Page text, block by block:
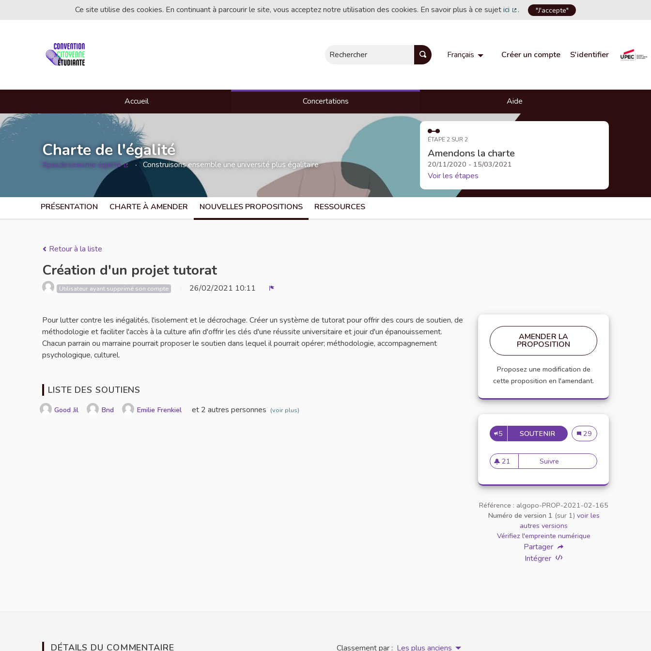
Ce site utilise des cookies. En continuant à parcourir le site, vous acceptez notre utilisation des cookies. En savoir plus à ce sujetici
(Lien externe)
. "J'accepte"
Rechercher Français Choisir la langueChoose language
Créer un compte S'identifier
Accueil Concertations Aide
Charte de l'égalité
#pasdesexisme égalité Construisons ensemble une université plus égalitaire
ÉTAPE 2 SUR 2
Amendons la charte
20/11/2020 - 15/03/2021
Voir les étapes
PRÉSENTATION CHARTE À AMENDER NOUVELLES PROPOSITIONS RESSOURCES
Retour à la liste
Création d'un projet tutorat
Utilisateur ayant supprimé son compte 26/02/2021 10:11
Pour lutter contre les inégalités, l'isolement et le décrochage. Créer un système de tutorat pour offrir des cours de soutien, de
méthodologie et faciliter l'accès à la culture afin d'offrir les clés d'une réussite universitaire et jouir d'un épanouissement.
Chacun parrain ou marraine pourrait proposer le soutien dans lequel il pourrait opérer; méthodologie, accompagnement
psychologique, culturel.
LISTE DES SOUTIENS
Good Jil Bnd Emilie Frenkiel et 2 autres personnes (voir plus)
AMENDER LA
PROPOSITION
Proposez une modification de
cette proposition en l'amendant.
5 SOUTENIR CRÉATION D'UN PROJET
Création d'un projet
29
21
21 abonnés
Suivre Création d'un projet tutorat
Référence : algopo-PROP-2021-02-165
Numéro de version 1 (sur 1) voir les
autres versions
Vérifiez l'empreinte numérique
Partager
Intégrer
DÉTAILS DU COMMENTAIRE Classement par : Les plus anciens